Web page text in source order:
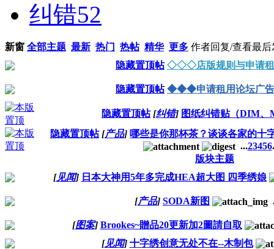
纠错52
新窗 全部主题 最新 热门 热帖 精华 更多 作者回复/查看最后
隐藏置顶帖 ◇◇◇店版规则与申请
隐藏置顶帖 ◆◆◆申请租用论坛广
隐藏置顶帖 [纠错] 图纸纠错贴（DIM、
隐藏置顶帖 [产品] 哪些是你那杯茶？谈谈各家的十
...23456
版块主题
[见闻] 日本大神用5年多完成HEA超大图 四季绣娘
[产品] SODA新图
[图案] Brookes~贈品20更新加2圖請自取
[见闻] 十字绣创意无处不在--木制包